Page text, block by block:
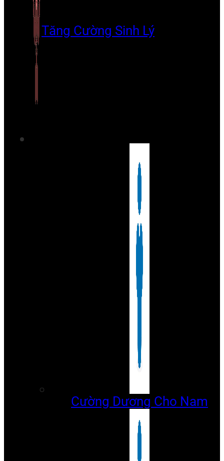
Tăng Cường Sinh Lý
Cường Dương Cho Nam